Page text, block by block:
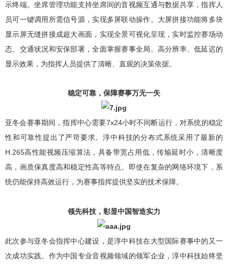
示终端。坐席管理功能支持坐席间的音视频互通与数据共享，指挥人
员可一键调用所需信号源，实现多屏联动操作。大屏拼接功能将多块
显示屏无缝拼接成超大画面，实现全景可视化呈现，实时监控赛场动
态、交通状况和安保部署，全面掌握赛事全局。高分辨率、低延迟的
显示效果，为指挥人员提供了清晰、直观的决策依据。
稳定可靠，保障赛事万无一失
亚冬会赛事期间，指挥中心需要7x24小时不间断运行，对系统的稳定
性和可靠性提出了严苛要求。淳中科技的分布式系统采用了最新的
H.265高性能视频压缩算法，具备带宽占用低，传输延时小，清晰度
高，画质保真度高和稳定性高等特点。即使在复杂的网络环境下，系
统仍能保持高效运行，为赛事指挥提供坚实的技术保障。
领先科技，彰显中国智造实力
此次参与亚冬会指挥中心建设，是淳中科技在大型国际赛事中的又一
次成功实践。作为中国专业音视频领域的领军企业，淳中科技始终坚